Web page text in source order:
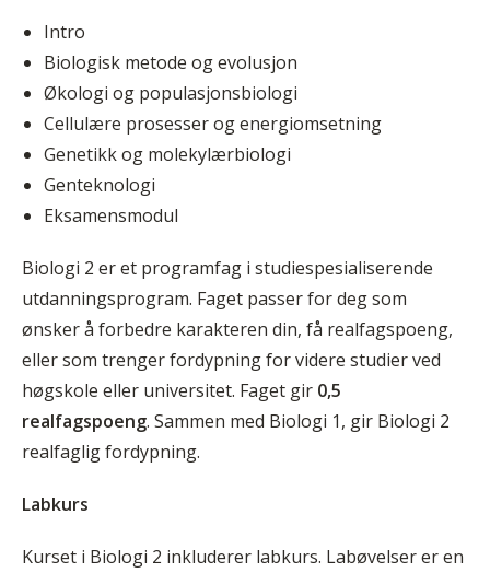
Intro
Biologisk metode og evolusjon
Økologi og populasjonsbiologi
Cellulære prosesser og energiomsetning
Genetikk og molekylærbiologi
Genteknologi
Eksamensmodul
Biologi 2 er et programfag i studiespesialiserende
utdanningsprogram. Faget passer for deg som
ønsker å forbedre karakteren din, få realfagspoeng,
eller som trenger fordypning for videre studier ved
høgskole eller universitet. Faget gir 0,5
realfagspoeng. Sammen med Biologi 1, gir Biologi 2
realfaglig fordypning.
Labkurs
Kurset i Biologi 2 inkluderer labkurs. Labøvelser er en